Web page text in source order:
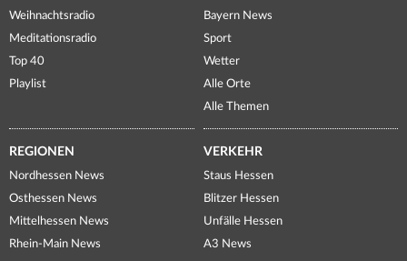
Weihnachtsradio
Meditationsradio
Top 40
Playlist
Bayern News
Sport
Wetter
Alle Orte
Alle Themen
REGIONEN
Nordhessen News
Osthessen News
Mittelhessen News
Rhein-Main News
VERKEHR
Staus Hessen
Blitzer Hessen
Unfälle Hessen
A3 News